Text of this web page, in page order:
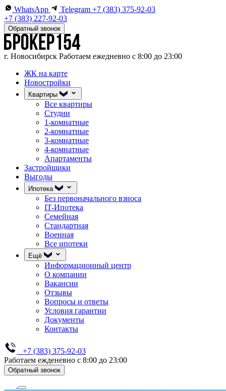
WhatsApp Telegram +7 (383) 375-92-03
+7 (383) 227-92-03
Обратный звонок
г. Новосибирск Работаем ежедневно с 8:00 до 23:00
ЖК на карте
Новостройки
Квартиры
Все квартиры
Студии
1-комнатные
2-комнатные
3-комнатные
4-комнатные
Апартаменты
Застройщики
Выгоды
Ипотека
Без первоначального взноса
IT-Ипотека
Семейная
Стандартная
Военная
Все ипотеки
Ещё
Информационный центр
О компании
Вакансии
Отзывы
Вопросы и ответы
Условия гарантии
Документы
Контакты
+7 (383) 375-92-03
Работаем ежденевно с 8:00 до 23:00
Обратный звонок